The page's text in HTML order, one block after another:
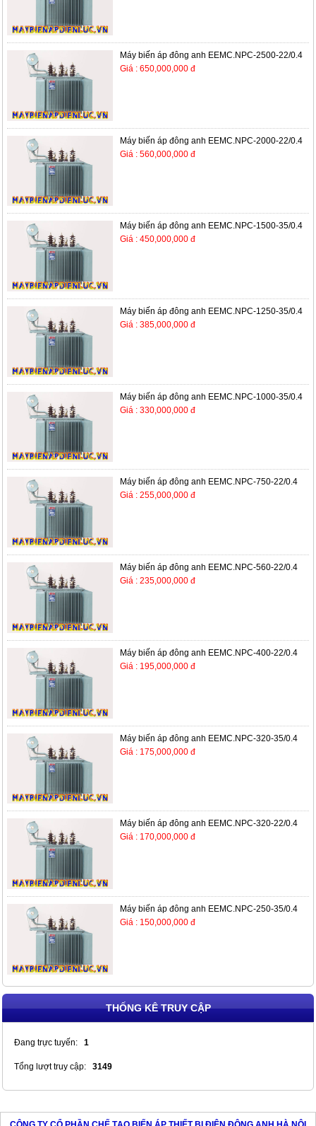
Máy biến áp đông anh EEMC.NPC-2500-22/0.4
Giá : 650,000,000 đ
Máy biến áp đông anh EEMC.NPC-2000-22/0.4
Giá : 560,000,000 đ
Máy biến áp đông anh EEMC.NPC-1500-35/0.4
Giá : 450,000,000 đ
Máy biến áp đông anh EEMC.NPC-1250-35/0.4
Giá : 385,000,000 đ
Máy biến áp đông anh EEMC.NPC-1000-35/0.4
Giá : 330,000,000 đ
Máy biến áp đông anh EEMC.NPC-750-22/0.4
Giá : 255,000,000 đ
Máy biến áp đông anh EEMC.NPC-560-22/0.4
Giá : 235,000,000 đ
Máy biến áp đông anh EEMC.NPC-400-22/0.4
Giá : 195,000,000 đ
Máy biến áp đông anh EEMC.NPC-320-35/0.4
Giá : 175,000,000 đ
Máy biến áp đông anh EEMC.NPC-320-22/0.4
Giá : 170,000,000 đ
Máy biến áp đông anh EEMC.NPC-250-35/0.4
Giá : 150,000,000 đ
THỐNG KÊ TRUY CẬP
Đang trực tuyến: 1
Tổng lượt truy cập: 3149